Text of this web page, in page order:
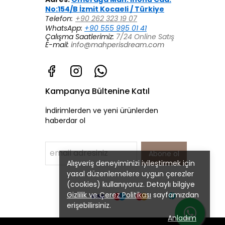
Alışveriş deneyiminizi iyileştirmek için
yasal düzenlemelere uygun çerezler
(cookies) kullanıyoruz. Detaylı bilgiye
Gizlilik ve Çerez Politikası sayfamızdan
erişebilirsiniz.
Anladım
No:154/B İzmit Kocaeli / Türkiye
Telefon: +90 262 323 19 07
WhatsApp: +90 555 995 01 41
Çalışma Saatlerimiz: 7/24 Online Satış
E-mail: info@mahperisdream.com
Kampanya Bültenine Katıl
İndirimlerden ve yeni ürünlerden
haberdar ol
Abone ol